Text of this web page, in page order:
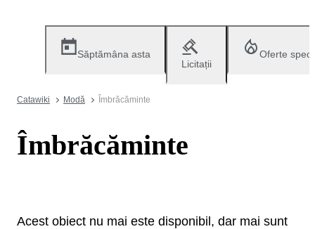
Săptămâna asta
Licitații
Oferte
Catawiki Modă Îmbrăcăminte
Îmbrăcăminte
Acest obiect nu mai este disponibil, dar mai sunt